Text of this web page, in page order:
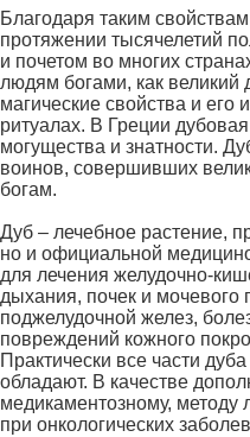
Благодаря таким
протяжении тысячелетий
и почетом во многих
людям богами, как великий
магические свойства и его
ритуалах. В Греции
могущества и знатности.
воинов, совершивших
богам.
Дуб – лечебное растение,
но и официальной
для лечения желудочно-
дыхания, почек и мочевого
поджелудочной желез,
повреждений кожного
Практически все части
обладают. В качестве
медикаментозному, методу
при онкологических